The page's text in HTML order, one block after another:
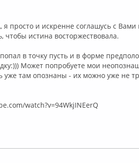
я просто и искренне соглашусь с
чтобы истина восторжествовала.
в точку пусть и в форме
Может попробуете мои
уже там опознаны - их можно уже не
watch?v=94WkjINEerQ